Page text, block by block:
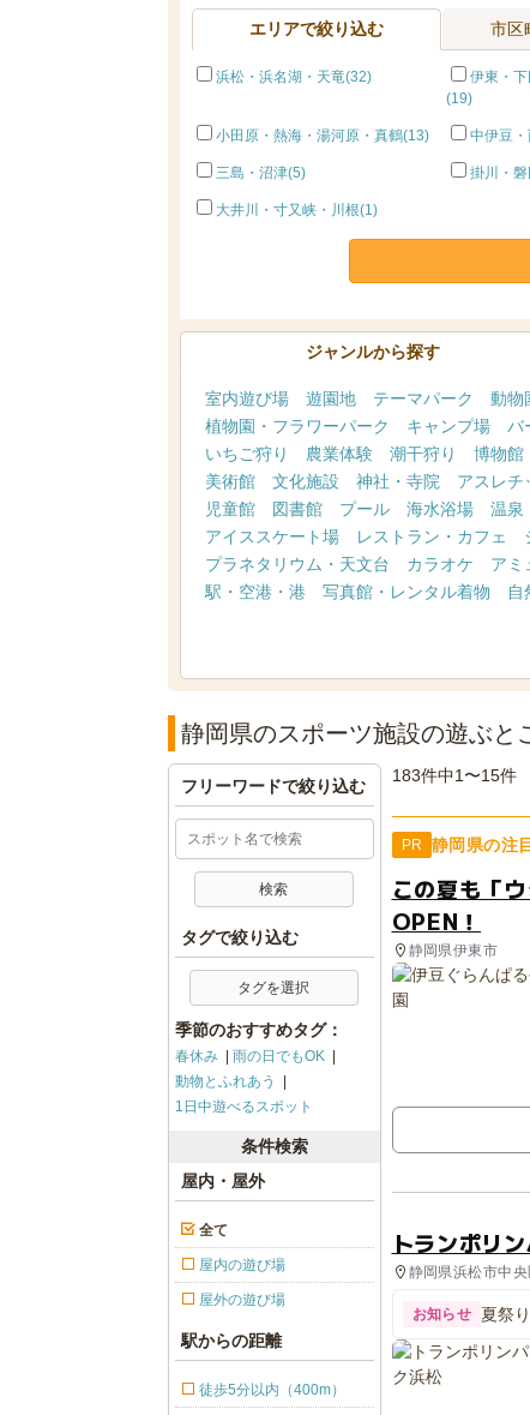
エリアで絞り込む 市区
浜松・浜名湖・天竜(32)
伊東・
(19)
小田原・熱海・湯河原・真鶴(13) 中伊豆
三島・沼津(5) 掛川・
大井川・寸又峡・川根(1)
ジャンルから探す
室内遊び場 遊園地 テーマパーク 動物
植物園・フラワーパーク
キャンプ場 バ
いちご狩り
農業体験 潮干狩り 博物館
美術館
文化施設 神社・寺院 アスレチ
児童館
図書館 プール 海水浴場 温泉
アイススケート場
レストラン・カフェ
プラネタリウム・天文台
カラオケ アミ
駅・空港・港
写真館・レンタル着物 自
静岡県のスポーツ施設の遊ぶと
183件中1〜15件
PR 静岡県の注
この夏も「
OPEN！
静岡県伊東市
トランポリ
静岡県浜松市中
お知らせ 夏祭
フリーワードで絞り込む
タグで絞り込む
タグを選択
季節のおすすめタグ：
春休み
雨の日でもOK
動物とふれあう
1日中遊べるスポット
条件検索
屋内・屋外
全て
屋内の遊び場
屋外の遊び場
駅からの距離
徒歩5分以内（400m）